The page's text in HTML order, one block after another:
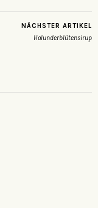
NÄCHSTER ARTIKEL
Holunderblütensirup